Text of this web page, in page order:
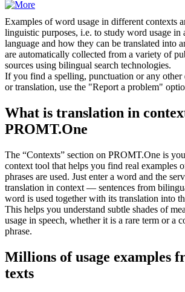
Examples of word usage in different contexts
linguistic purposes, i.e. to study word usage in
language and how they can be translated into
are automatically collected from a variety of
sources using bilingual search technologies.
If you find a spelling, punctuation or any
or translation, use the "Report a problem"
What is translation in
PROMT.One
The “Contexts” section on PROMT.One is
context tool that helps you find real examples
phrases are used. Just enter a word and the
translation in context — sentences from
word is used together with its translation into
This helps you understand subtle shades of
usage in speech, whether it is a rare term or a
phrase.
Millions of usage examples
texts